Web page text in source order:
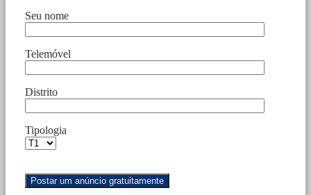
Seu nome
Telemóvel
Distrito
Tipologia